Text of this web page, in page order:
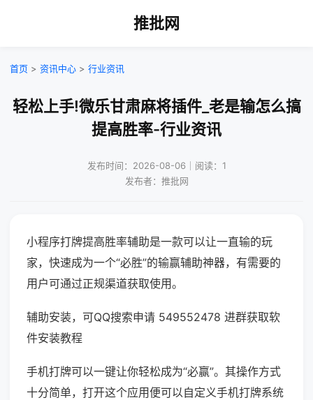
推批网
首页 > 资讯中心 > 行业资讯
轻松上手!微乐甘肃麻将插件_老是输怎么搞
提高胜率-行业资讯
发布时间：2026-08-06｜阅读：1
发布者：推批网
小程序打牌提高胜率辅助是一款可以让一直输的玩
家，快速成为一个“必胜”的输赢辅助神器，有需要的
用户可通过正规渠道获取使用。
辅助安装，可QQ搜索申请 549552478 进群获取软
件安装教程
手机打牌可以一键让你轻松成为“必赢”。其操作方式
十分简单，打开这个应用便可以自定义手机打牌系统